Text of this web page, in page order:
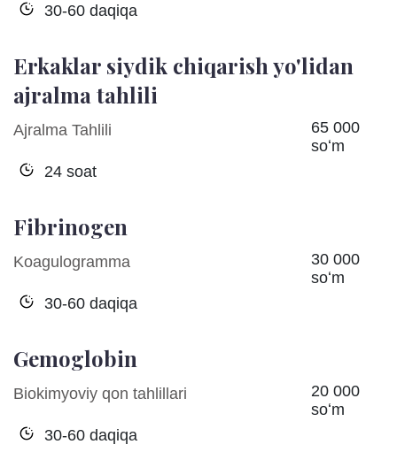
30-60 daqiqa
Erkaklar siydik chiqarish yo'lidan
ajralma tahlili
Ajralma Tahlili
24 soat
65 000
soʻm
Fibrinogen
Koagulogramma
30-60 daqiqa
30 000
soʻm
Gemoglobin
Biokimyoviy qon tahlillari
30-60 daqiqa
20 000
soʻm